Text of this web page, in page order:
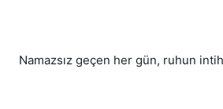
Namazsız geçen her gün, ruhun